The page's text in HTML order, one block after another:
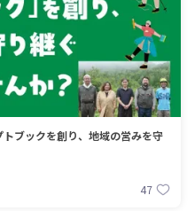
ブックを創り、地域の営みを守
47